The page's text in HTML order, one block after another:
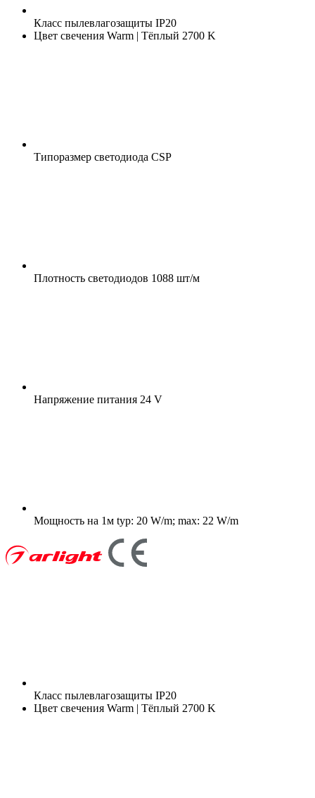
Класс пылевлагозащиты IP20
Цвет свечения Warm | Тёплый 2700 K
Типоразмер светодиода CSP
Плотность светодиодов 1088 шт/м
Напряжение питания 24 V
Мощность на 1м typ: 20 W/m; max: 22 W/m
Класс пылевлагозащиты IP20
Цвет свечения Warm | Тёплый 2700 K